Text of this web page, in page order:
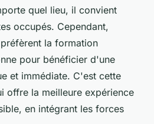
quel lieu, il convient
occupés. Cependant,
la formation
pour bénéficier d'une
et immédiate. C'est cette
offre la meilleure expérience
en intégrant les forces